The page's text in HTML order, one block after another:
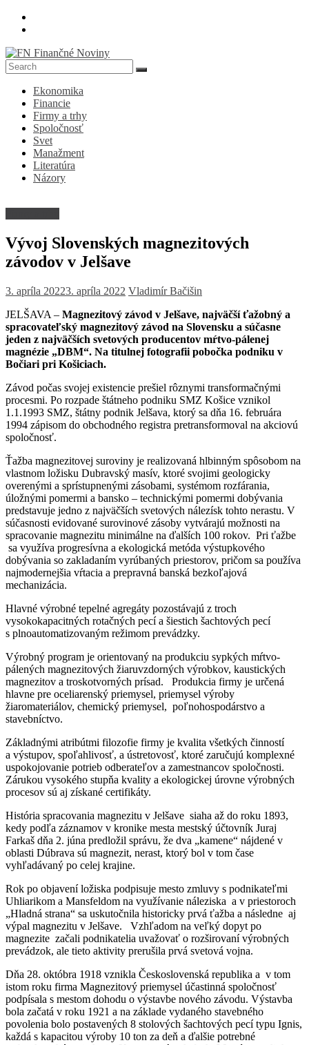
Skip
FN
Finančné
Noviny
Denník
ekonomike
spoločnosti
Ekonomika
Financie
Firmy a trhy
Spoločnosť
Svet
Manažment
Literatúra
Názory
Vývoj Slovenských magnezitových
závodov v Jelšave
3. apríla 20223. apríla 2022 Vladimír Bačišin
JELŠAVA – Magnezitový závod v Jelšave, najväčší ťažobný a
spracovateľský magnezitový závod na Slovensku a súčasne
jeden z najväčších svetových producentov mŕtvo-pálenej
magnézie „DBM“. Na titulnej fotografii pobočka podniku v
Bočiari pri Košiciach.
Závod počas svojej existencie prešiel rôznymi transformačnými
procesmi. Po rozpade štátneho podniku SMZ Košice vznikol
1.1.1993 SMZ, štátny podnik Jelšava, ktorý sa dňa 16. februára
1994 zápisom do obchodného registra pretransformoval na akciovú
spoločnosť.
Ťažba magnezitovej suroviny je realizovaná hlbinným spôsobom na
vlastnom ložisku Dubravský masív, ktoré svojimi geologicky
overenými a sprístupnenými zásobami, systémom rozfárania,
úložnými pomermi a bansko – technickými pomermi dobývania
predstavuje jedno z najväčších svetových nálezísk tohto nerastu. V
súčasnosti evidované surovinové zásoby vytvárajú možnosti na
spracovanie magnezitu minimálne na ďalších 100 rokov. Pri ťažbe
sa využíva progresívna a ekologická metóda výstupkového
dobývania so zakladaním vyrúbaných priestorov, pričom sa používa
najmodernejšia vŕtacia a prepravná banská bezkoľajová
mechanizácia.
Hlavné výrobné tepelné agregáty pozostávajú z troch
vysokokapacitných rotačných pecí a šiestich šachtových pecí
s plnoautomatizovaným režimom prevádzky.
Výrobný program je orientovaný na produkciu sypkých mŕtvo-
pálených magnezitových žiaruvzdorných výrobkov, kaustických
magnezitov a troskotvorných prísad. Produkcia firmy je určená
hlavne pre oceliarenský priemysel, priemysel výroby
žiaromateriálov, chemický priemysel, poľnohospodárstvo a
stavebníctvo.
Základnými atribútmi filozofie firmy je kvalita všetkých činností
a výstupov, spoľahlivosť, a ústretovosť, ktoré zaručujú komplexné
uspokojovanie potrieb odberateľov a zamestnancov spoločnosti.
Zárukou vysokého stupňa kvality a ekologickej úrovne výrobných
procesov sú aj získané certifikáty.
História spracovania magnezitu v Jelšave siaha až do roku 1893,
kedy podľa záznamov v kronike mesta mestský účtovník Juraj
Farkaš dňa 2. júna predložil správu, že dva „kamene“ nájdené v
oblasti Dúbrava sú magnezit, nerast, ktorý bol v tom čase
vyhľadávaný po celej krajine.
Rok po objavení ložiska podpisuje mesto zmluvy s podnikateľmi
Uhliarikom a Mansfeldom na využívanie náleziska a v priestoroch
„Hladná strana“ sa uskutočnila historicky prvá ťažba a následne aj
výpal magnezitu v Jelšave. Vzhľadom na veľký dopyt po
magnezite začali podnikatelia uvažovať o rozširovaní výrobných
prevádzok, ale tieto aktivity prerušila prvá svetová vojna.
Dňa 28. októbra 1918 vznikla Československá republika a v tom
istom roku firma Magnezitový priemysel účastinná spoločnosť
podpísala s mestom dohodu o výstavbe nového závodu. Výstavba
bola začatá v roku 1921 a na základe vydaného stavebného
povolenia bolo postavených 8 stolových šachtových pecí typu Ignis,
každá s kapacitou výroby 10 ton za deň a ďalšie potrebné